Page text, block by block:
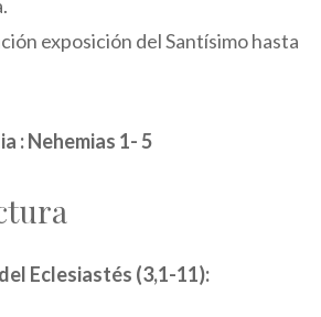
exposición del Santísimo hasta
: Nehemias 1- 5
Eclesiastés (3,1-11):